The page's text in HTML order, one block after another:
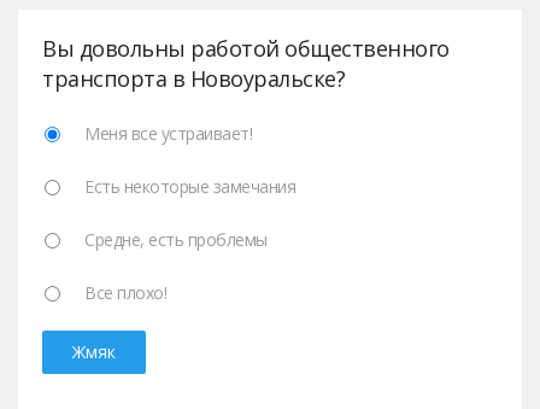
Вы довольны работой общественного
транспорта в Новоуральске?
Меня все устраивает!
Есть некоторые замечания
Средне, есть проблемы
Все плохо!